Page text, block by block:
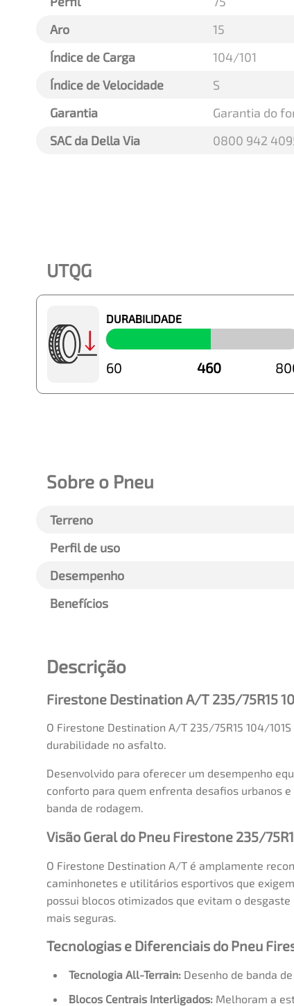
Aro
15
Índice de Carga
104/101
Índice de Velocidade
S
Garantia
Garantia do
SAC da Della Via
0800 942
UTQG
DURABILIDADE
460
60
Sobre o Pneu
Terreno
Perfil de uso
Desempenho
Benefícios
Descrição
Firestone Destination A/T 235/75R15
O Firestone Destination A/T 235/75R15 104/101S
durabilidade no asfalto.
Desenvolvido para oferecer um desempenho
conforto para quem enfrenta desafios urbanos
banda de rodagem.
Visão Geral do Pneu Firestone 235/
O Firestone Destination A/T é amplamente
caminhonetes e utilitários esportivos que
possui blocos otimizados que evitam o
mais seguras.
Tecnologias e Diferenciais do Pneu
Tecnologia All-Terrain: Desenho de banda
Blocos Centrais Interligados: Melhoram a